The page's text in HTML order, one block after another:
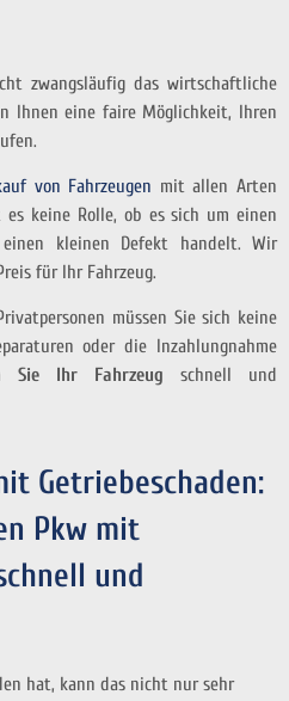
zwangsläufig das wirtschaftliche
Ihnen eine faire Möglichkeit, Ihren
von Fahrzeugen mit allen Arten
keine Rolle, ob es sich um einen
kleinen Defekt handelt. Wir
für Ihr Fahrzeug.
müssen Sie sich keine
oder die Inzahlungnahme
Sie Ihr Fahrzeug schnell und
Getriebeschaden:
Pkw mit
und
hat, kann das nicht nur sehr